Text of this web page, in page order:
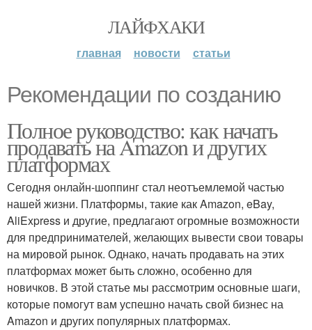
ЛАЙФХАКИ
главная новости статьи
Рекомендации по созданию
Полное руководство: как начать
продавать на Amazon и других
платформах
Сегодня онлайн-шоппинг стал неотъемлемой частью
нашей жизни. Платформы, такие как Amazon, eBay,
AliExpress и другие, предлагают огромные возможности
для предпринимателей, желающих вывести свои товары
на мировой рынок. Однако, начать продавать на этих
платформах может быть сложно, особенно для
новичков. В этой статье мы рассмотрим основные шаги,
которые помогут вам успешно начать свой бизнес на
Amazon и других популярных платформах.